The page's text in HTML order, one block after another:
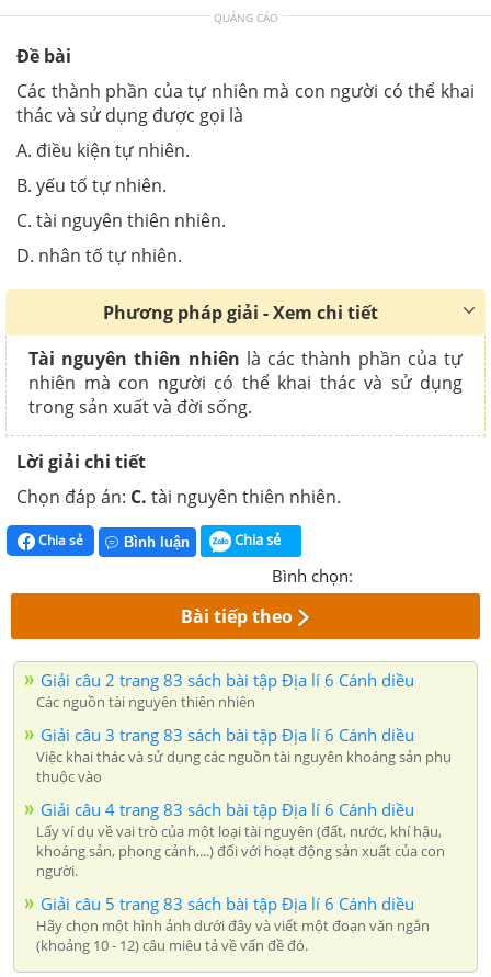
QUẢNG CÁO
Đề bài
Các thành phần của tự nhiên mà con người có thể khai
thác và sử dụng được gọi là
A. điều kiện tự nhiên.
B. yếu tố tự nhiên.
C. tài nguyên thiên nhiên.
D. nhân tố tự nhiên.
Phương pháp giải - Xem chi tiết
Tài nguyên thiên nhiên là các thành phần của tự
nhiên mà con người có thể khai thác và sử dụng
trong sản xuất và đời sống.
Lời giải chi tiết
Chọn đáp án: C. tài nguyên thiên nhiên.
Chia sẻ Bình luận Chia sẻ
Bình chọn:
Bài tiếp theo
Giải câu 2 trang 83 sách bài tập Địa lí 6 Cánh diều
Các nguồn tài nguyên thiên nhiên
Giải câu 3 trang 83 sách bài tập Địa lí 6 Cánh diều
Việc khai thác và sử dụng các nguồn tài nguyên khoáng sản phụ
thuộc vào
Giải câu 4 trang 83 sách bài tập Địa lí 6 Cánh diều
Lấy ví dụ về vai trò của một loại tài nguyên (đất, nước, khí hậu,
khoáng sản, phong cảnh,...) đối với hoạt động sản xuất của con
người.
Giải câu 5 trang 83 sách bài tập Địa lí 6 Cánh diều
Hãy chọn một hình ảnh dưới đây và viết một đoạn văn ngắn
(khoảng 10 - 12) câu miêu tả về vấn đề đó.